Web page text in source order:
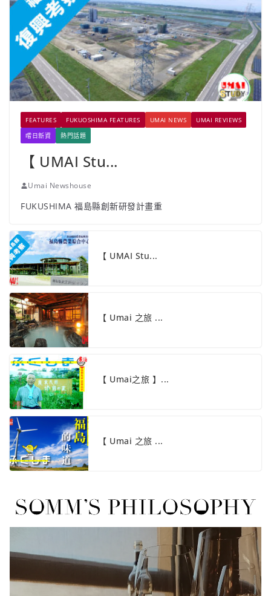
FEATURES FUKUOSHIMA FEATURES UMAI NEWS
UMAI REVIEWS
嚐日新資
熱門話題
【 UMAI Stu...
Umai Newshouse
FUKUSHIMA 福島縣創新研發計畫重
【 UMAI Stu...
【 Umai 之旅 ...
【 Umai之旅 】...
【 Umai 之旅 ...